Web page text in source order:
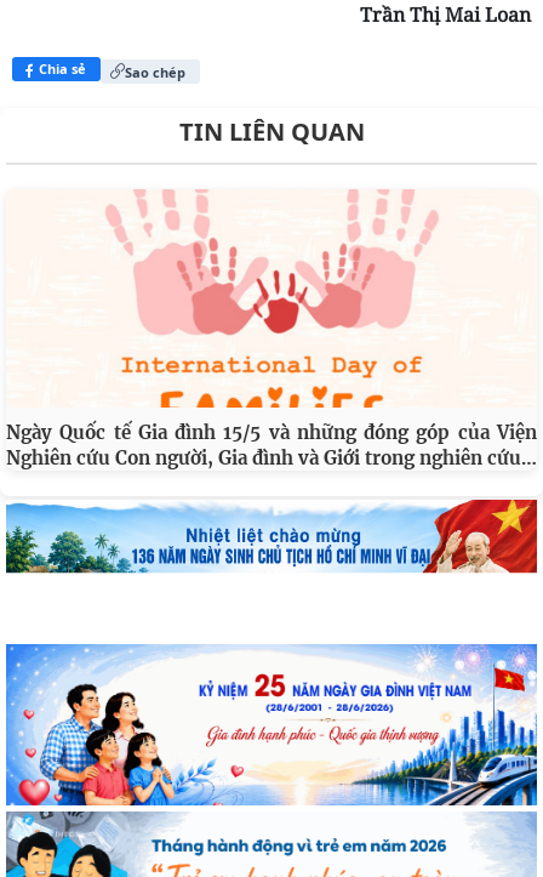
Trần Thị Mai Loan
Chia sẻ Sao chép
TIN LIÊN QUAN
Ngày Quốc tế Gia đình 15/5 và những đóng góp của Viện
Nghiên cứu Con người, Gia đình và Giới trong nghiên cứu…